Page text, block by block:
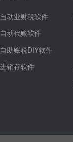
自动业财税软件
自动代账软件
自助账税DIY软件
进销存软件